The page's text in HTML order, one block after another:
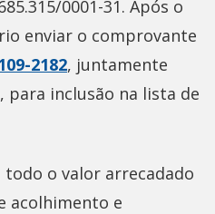
0001-31. Após o
enviar o comprovante
2182, juntamente
inclusão na lista de
todo o valor arrecadado
acolhimento e